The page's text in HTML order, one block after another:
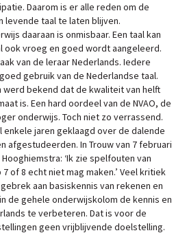
Daarom is er alle reden om de
levende taal te laten blijven.
daaraan is onmisbaar. Een taal kan
ook vroeg en goed wordt aangeleerd.
van de leraar Nederlands. Iedere
gebruik van de Nederlandse taal.
werd bekend dat de kwaliteit van helft
is. Een hard oordeel van de NVAO, de
onderwijs. Toch niet zo verrassend.
jaren geklaagd over de dalende
afgestudeerden. In Trouw van 7 februari
‘Ik zie spelfouten van
of 8 echt niet mag maken.’ Veel kritiek
aan basiskennis van rekenen en
de gehele onderwijskolom de kennis en
te verbeteren. Dat is voor de
geen vrijblijvende doelstelling.